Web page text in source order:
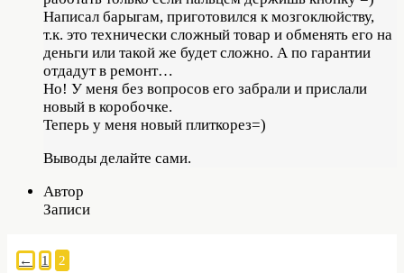
Написал барыгам, приготовился к мозгоклюйству,
т.к. это технически сложный товар и обменять его на
деньги или такой же будет сложно. А по гарантии
отдадут в ремонт…
Но! У меня без вопросов его забрали и прислали
новый в коробочке.
Теперь у меня новый плиткорез=)
Выводы делайте сами.
Автор
Записи
← 1 2